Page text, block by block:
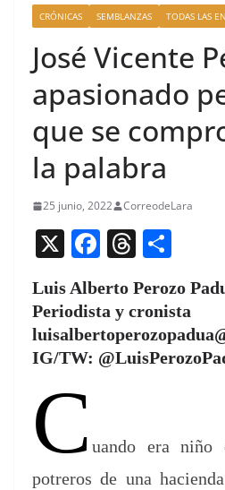
CRÓNICAS SEMBLANZAS TODAS LAS
José Vicente
apasionado
que se
la palabra
25 junio, 2022 CorreodeLara
X F
c
e
b
k
T
h
re
a
d
m
p
ar
Luis Alberto Perozo
Periodista y cronista
IG/TW:
C uan­do era niño
potreros de una